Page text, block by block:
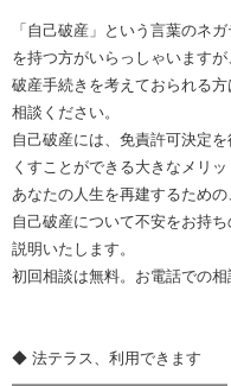
「自己破産」という言葉のネ
を持つ方がいらっしゃいます
破産手続きを考えておられる
相談ください。
自己破産には、免責許可決定
くすことができる大きなメリッ
あなたの人生を再建するため
自己破産について不安をお持
説明いたします。
初回相談は無料。お電話での相
◆ 法テラス、利用できます